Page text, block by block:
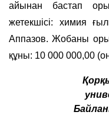
айынан бастап
жетекшісі: химия
Аппазов. Жобаны
құны: 10 000 000,00
Қ